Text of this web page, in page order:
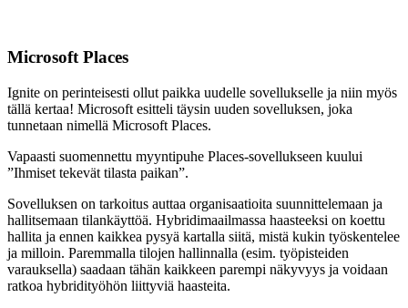
Microsoft Places
Ignite on perinteisesti ollut paikka uudelle sovellukselle ja niin myös
tällä kertaa! Microsoft esitteli täysin uuden sovelluksen, joka
tunnetaan nimellä Microsoft Places.
Vapaasti suomennettu myyntipuhe Places-sovellukseen kuului
”Ihmiset tekevät tilasta paikan”.
Sovelluksen on tarkoitus auttaa organisaatioita suunnittelemaan ja
hallitsemaan tilankäyttöä. Hybridimaailmassa haasteeksi on koettu
hallita ja ennen kaikkea pysyä kartalla siitä, mistä kukin työskentelee
ja milloin. Paremmalla tilojen hallinnalla (esim. työpisteiden
varauksella) saadaan tähän kaikkeen parempi näkyvyys ja voidaan
ratkoa hybridityöhön liittyviä haasteita.